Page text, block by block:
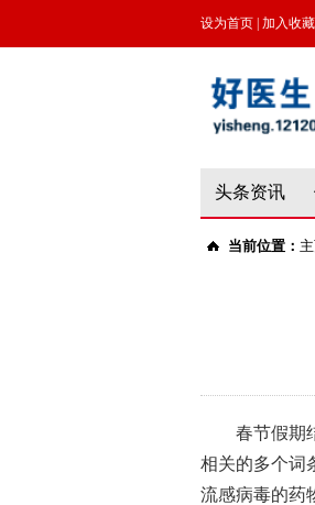
设为首页 加入收藏
头条资讯
当前位置：
春节假期
相关的多个词
流感病毒的药